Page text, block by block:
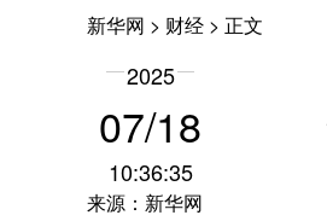
新华网 > 财经 > 正文
2025
07/18
10:36:35
来源：新华网